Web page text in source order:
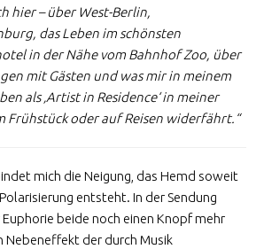
hier – über West-Berlin,
das Leben im schönsten
in der Nähe vom Bahnhof Zoo, über
mit Gästen und was mir in meinem
als ‚Artist in Residence‘ in meiner
Frühstück oder auf Reisen widerfährt.“
mich die Neigung, das Hemd soweit
entsteht. In der Sendung
beide noch einen Knopf mehr
Nebeneffekt der durch Musik